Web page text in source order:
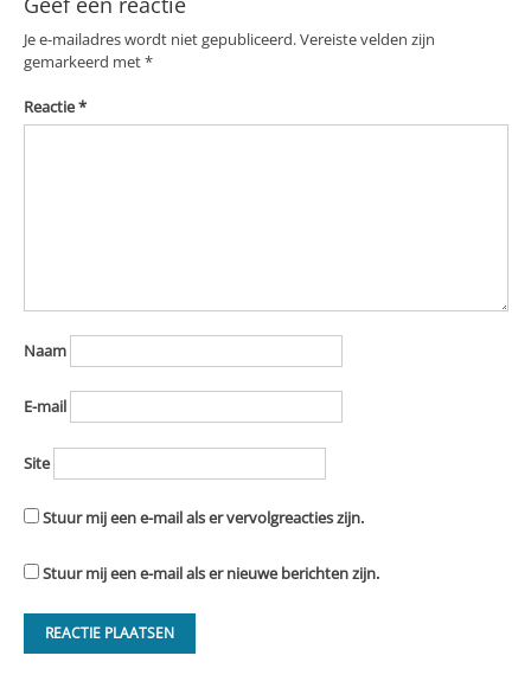
Je e-mailadres wordt niet gepubliceerd.Vereiste velden zijn
gemarkeerd met*
Reactie*
Naam
E-mail
Site
Stuur mij een e-mail als er vervolgreacties zijn.
Stuur mij een e-mail als er nieuwe berichten zijn.